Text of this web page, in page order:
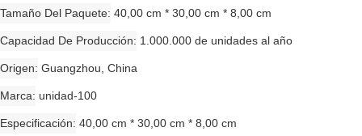
Tamaño Del Paquete 40,00 cm * 30,00 cm * 8,00 cm
Capacidad De Producción 1.000.000 de unidades al año
Origen Guangzhou, China
Marca unidad-100
Especificación 40,00 cm * 30,00 cm * 8,00 cm